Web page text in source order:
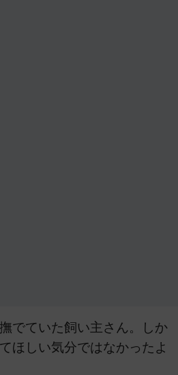
でていた飼い主さん。しか
ほしい気分ではなかったよ